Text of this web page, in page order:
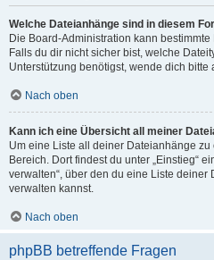
Welche Dateianhänge sind in diesem
Die Board-Administration kann
Falls du dir nicht sicher bist, welche
Unterstützung benötigst, wende dich
Nach oben
Kann ich eine Übersicht all meiner
Um eine Liste all deiner Dateianhänge
Bereich. Dort findest du unter „Einstieg“
verwalten“, über den du eine Liste
verwalten kannst.
Nach oben
phpBB betreffende Fragen